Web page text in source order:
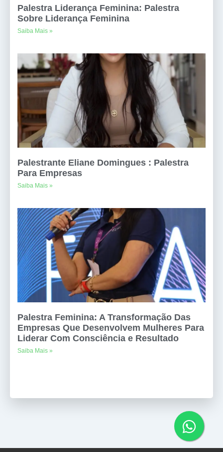
Palestra Liderança Feminina: Palestra
Sobre Liderança Feminina
Saiba Mais »
Palestrante Eliane Domingues : Palestra
Para Empresas
Saiba Mais »
Palestra Feminina: A Transformação Das
Empresas Que Desenvolvem Mulheres Para
Liderar Com Consciência e Resultado
Saiba Mais »